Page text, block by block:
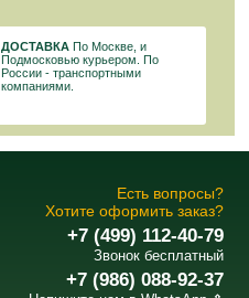
ДОСТАВКА По Москве, и
Подмосковью курьером. По
России - транспортными
компаниями.
Есть вопросы?
Хотите оформить заказ?
+7 (499) 112-40-79
Звонок бесплатный
+7 (986) 088-92-37